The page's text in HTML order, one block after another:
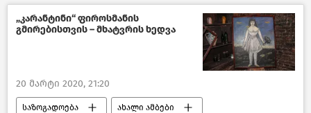
„კარანტინი“ ფიროსმანის
გმირებისთვის – მხატვრის ხედვა
20 მარტი 2020, 21:20
საზოგადოება ახალი ამბები